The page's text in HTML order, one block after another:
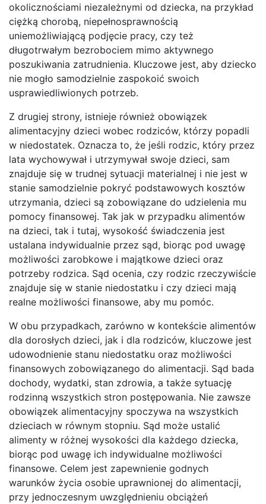
okolicznościami niezależnymi od dziecka, na przykład
ciężką chorobą, niepełnosprawnością
uniemożliwiającą podjęcie pracy, czy też
długotrwałym bezrobociem mimo aktywnego
poszukiwania zatrudnienia. Kluczowe jest, aby dziecko
nie mogło samodzielnie zaspokoić swoich
usprawiedliwionych potrzeb.
Z drugiej strony, istnieje również obowiązek
alimentacyjny dzieci wobec rodziców, którzy popadli
w niedostatek. Oznacza to, że jeśli rodzic, który przez
lata wychowywał i utrzymywał swoje dzieci, sam
znajduje się w trudnej sytuacji materialnej i nie jest w
stanie samodzielnie pokryć podstawowych kosztów
utrzymania, dzieci są zobowiązane do udzielenia mu
pomocy finansowej. Tak jak w przypadku alimentów
na dzieci, tak i tutaj, wysokość świadczenia jest
ustalana indywidualnie przez sąd, biorąc pod uwagę
możliwości zarobkowe i majątkowe dzieci oraz
potrzeby rodzica. Sąd ocenia, czy rodzic rzeczywiście
znajduje się w stanie niedostatku i czy dzieci mają
realne możliwości finansowe, aby mu pomóc.
W obu przypadkach, zarówno w kontekście alimentów
dla dorosłych dzieci, jak i dla rodziców, kluczowe jest
udowodnienie stanu niedostatku oraz możliwości
finansowych zobowiązanego do alimentacji. Sąd bada
dochody, wydatki, stan zdrowia, a także sytuację
rodzinną wszystkich stron postępowania. Nie zawsze
obowiązek alimentacyjny spoczywa na wszystkich
dzieciach w równym stopniu. Sąd może ustalić
alimenty w różnej wysokości dla każdego dziecka,
biorąc pod uwagę ich indywidualne możliwości
finansowe. Celem jest zapewnienie godnych
warunków życia osobie uprawnionej do alimentacji,
przy jednoczesnym uwzględnieniu obciążeń